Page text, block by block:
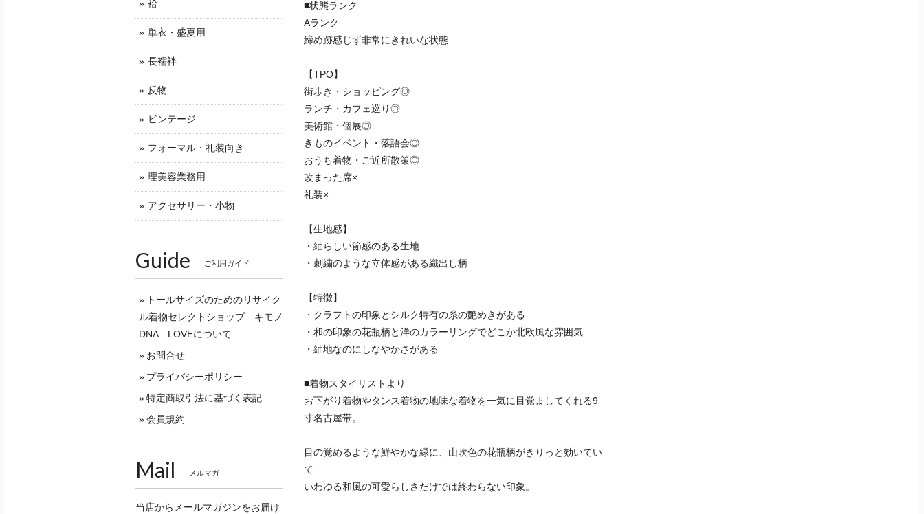
■状態ランク
Aランク
締め跡感じず非常にきれいな状態
【TPO】
街歩き・ショッピング◎
ランチ・カフェ巡り◎
美術館・個展◎
きものイベント・落語会◎
おうち着物・ご近所散策◎
改まった席×
礼装×
【生地感】
・紬らしい節感のある生地
・刺繍のような立体感がある織出し柄
【特徴】
・クラフトの印象とシルク特有の糸の艶めきがある
・和の印象の花瓶柄と洋のカラーリングでどこか北欧風な雰囲気
・紬地なのにしなやかさがある
■着物スタイリストより
お下がり着物やタンス着物の地味な着物を一気に目覚ましてくれる9
寸名古屋帯。
目の覚めるような鮮やかな緑に、山吹色の花瓶柄がきりっと効いてい
て
いわゆる和風の可愛らしさだけでは終わらない印象。
袷
単衣・盛夏用
長襦袢
反物
ビンテージ
フォーマル・礼装向き
理美容業務用
アクセサリー・小物
Guide ご利用ガイド
トールサイズのためのリサイク
ル着物セレクトショップ キモノ
DNA LOVEについて
お問合せ
プライバシーポリシー
特定商取引法に基づく表記
会員規約
Mail メルマガ
当店からメールマガジンをお届け